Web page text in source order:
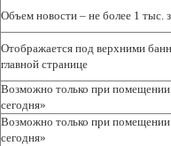
Объем новости – не более 1 тыс.
Отображается под верхними
главной странице
Возможно только при помещении
сегодня»
Возможно только при помещении
сегодня»